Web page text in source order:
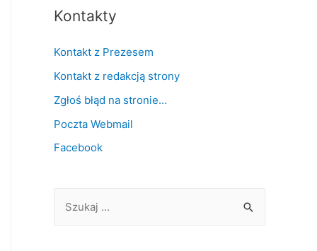
Kontakty
Kontakt z Prezesem
Kontakt z redakcją strony
Zgłoś błąd na stronie…
Poczta Webmail
Facebook